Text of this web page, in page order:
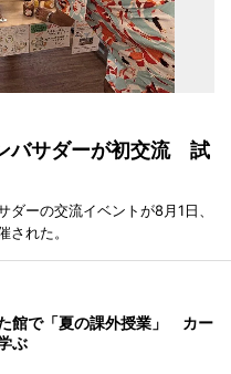
バサダーが初交流 試
ーの交流イベントが8月1日、
れた。
館で「夏の課外授業」 カー
ぶ